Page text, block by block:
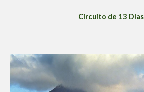
Circuito de 13 Días